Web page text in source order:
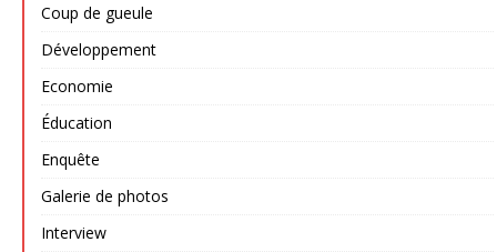
Coup de gueule
Développement
Economie
Éducation
Enquête
Galerie de photos
Interview